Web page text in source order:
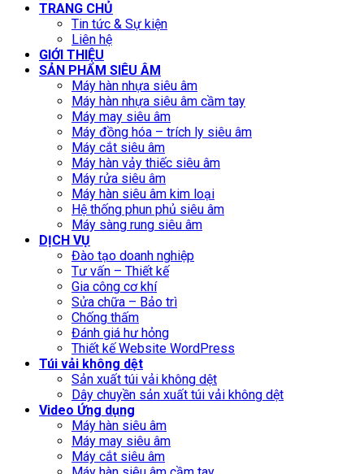
TRANG CHỦ
Tin tức & Sự kiện
Liên hệ
GIỚI THIỆU
SẢN PHẨM SIÊU ÂM
Máy hàn nhựa siêu âm
Máy hàn nhựa siêu âm cầm tay
Máy may siêu âm
Máy đồng hóa – trích ly siêu âm
Máy cắt siêu âm
Máy hàn vảy thiếc siêu âm
Máy rửa siêu âm
Máy hàn siêu âm kim loại
Hệ thống phun phủ siêu âm
Máy sàng rung siêu âm
DỊCH VỤ
Đào tạo doanh nghiệp
Tư vấn – Thiết kế
Gia công cơ khí
Sửa chữa – Bảo trì
Chống thấm
Đánh giá hư hỏng
Thiết kế Website WordPress
Túi vải không dệt
Sản xuất túi vải không dệt
Dây chuyền sản xuất túi vải không dệt
Video Ứng dụng
Máy hàn siêu âm
Máy may siêu âm
Máy cắt siêu âm